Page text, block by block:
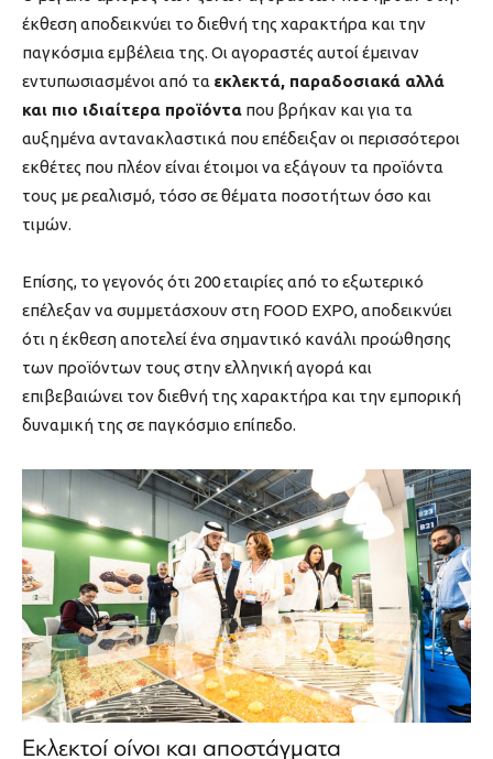
έκθεση αποδεικνύει το διεθνή της χαρακτήρα και την
παγκόσμια εμβέλεια της. Οι αγοραστές αυτοί έμειναν
εντυπωσιασμένοι από τα εκλεκτά, παραδοσιακά αλλά
και πιο ιδιαίτερα προϊόντα που βρήκαν και για τα
αυξημένα αντανακλαστικά που επέδειξαν οι περισσότεροι
εκθέτες που πλέον είναι έτοιμοι να εξάγουν τα προϊόντα
τους με ρεαλισμό, τόσο σε θέματα ποσοτήτων όσο και
τιμών.
Επίσης, το γεγονός ότι 200 εταιρίες από το εξωτερικό
επέλεξαν να συμμετάσχουν στη FOOD EXPO, αποδεικνύει
ότι η έκθεση αποτελεί ένα σημαντικό κανάλι προώθησης
των προϊόντων τους στην ελληνική αγορά και
επιβεβαιώνει τον διεθνή της χαρακτήρα και την εμπορική
δυναμική της σε παγκόσμιο επίπεδο.
Εκλεκτοί οίνοι και αποστάγματα